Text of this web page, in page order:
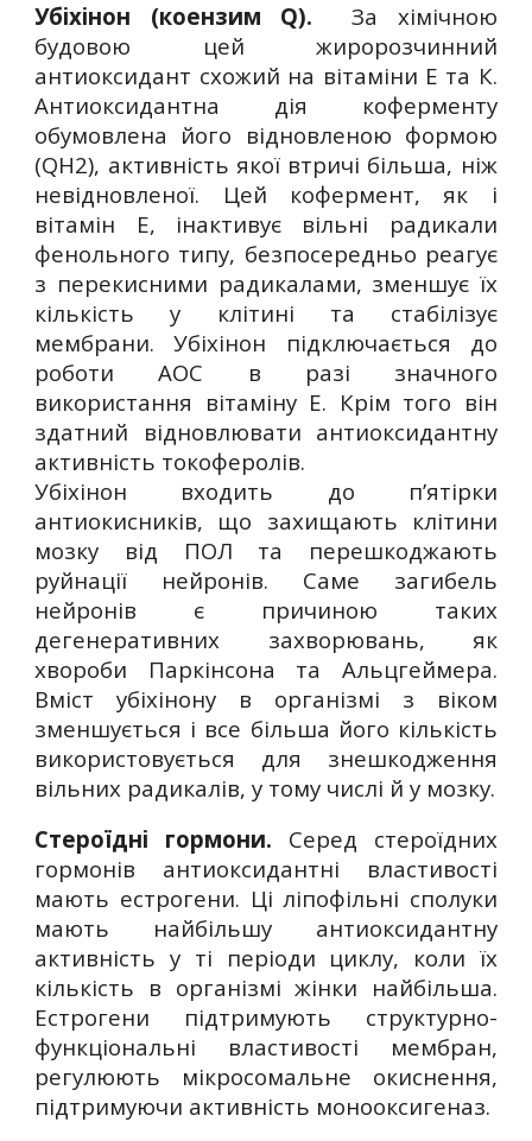
Убіхінон (коензим Q).
За хімічною
будовою цей жиророзчинний
антиоксидант схожий на вітаміни Е та К.
Антиоксидантна дія коферменту
обумовлена його відновленою формою
(QH2), активність якої втричі більша, ніж
невідновленої. Цей кофермент, як і
вітамін Е, інактивує вільні радикали
фенольного типу, безпосередньо реагує
з перекисними радикалами, зменшує їх
кількість у клітині та стабілізує
мембрани. Убіхінон підключається до
роботи АОС в разі значного
використання вітаміну Е. Крім того він
здатний відновлювати антиоксидантну
активність токоферолів.
Убіхінон входить до п’ятірки
антиокисників, що захищають клітини
мозку від ПОЛ та перешкоджають
руйнації нейронів. Саме загибель
нейронів є причиною таких
дегенеративних захворювань, як
хвороби Паркінсона та Альцгеймера.
Вміст убіхінону в організмі з віком
зменшується і все більша його кількість
використовується для знешкодження
вільних радикалів, у тому числі й у мозку.
Стероїдні гормони. Серед стероїдних
гормонів антиоксидантні властивості
мають естрогени. Ці ліпофільні сполуки
мають найбільшу антиоксидантну
активність у ті періоди циклу, коли їх
кількість в організмі жінки найбільша.
Естрогени підтримують структурно-
функціональні властивості мембран,
регулюють мікросомальне окиснення,
підтримуючи активність монооксигеназ.